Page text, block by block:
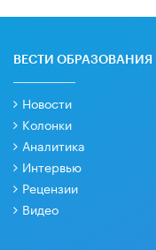
ВЕСТИ ОБРАЗОВАНИЯ
Новости
Колонки
Аналитика
Интервью
Рецензии
Видео